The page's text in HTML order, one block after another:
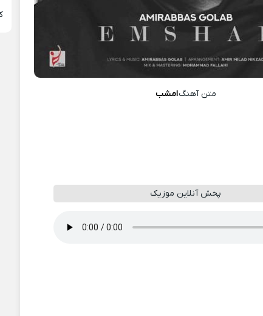
متن آهنگامشب
پخش آنلاین موزیک